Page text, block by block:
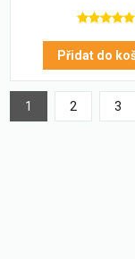
Přidat do
1 2 3